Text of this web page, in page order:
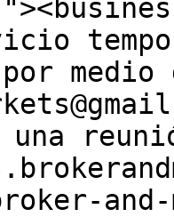
medio
una